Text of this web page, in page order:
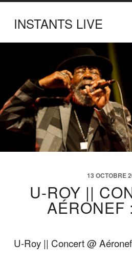
INSTANTS LIVE
13 OCTOBRE
U-ROY ||
AÉRONEF
U-Roy || Concert @